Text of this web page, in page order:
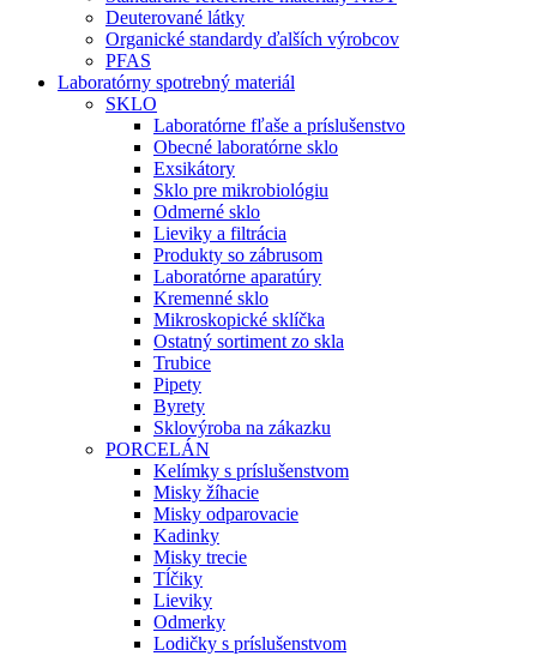
Deuterované látky
Organické standardy ďalších výrobcov
PFAS
Laboratórny spotrebný materiál
SKLO
Laboratórne fľaše a príslušenstvo
Obecné laboratórne sklo
Exsikátory
Sklo pre mikrobiológiu
Odmerné sklo
Lieviky a filtrácia
Produkty so zábrusom
Laboratórne aparatúry
Kremenné sklo
Mikroskopické sklíčka
Ostatný sortiment zo skla
Trubice
Pipety
Byrety
Sklovýroba na zákazku
PORCELÁN
Kelímky s príslušenstvom
Misky žíhacie
Misky odparovacie
Kadinky
Misky trecie
Tĺčiky
Lieviky
Odmerky
Lodičky s príslušenstvom